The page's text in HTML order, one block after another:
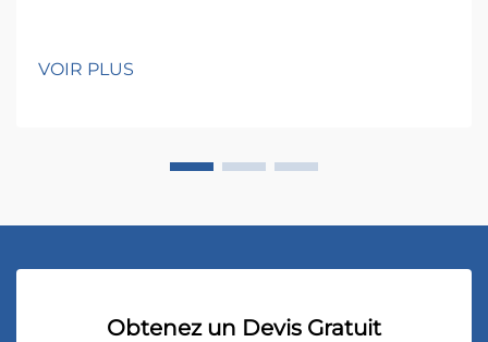
VOIR PLUS
Obtenez un Devis Gratuit